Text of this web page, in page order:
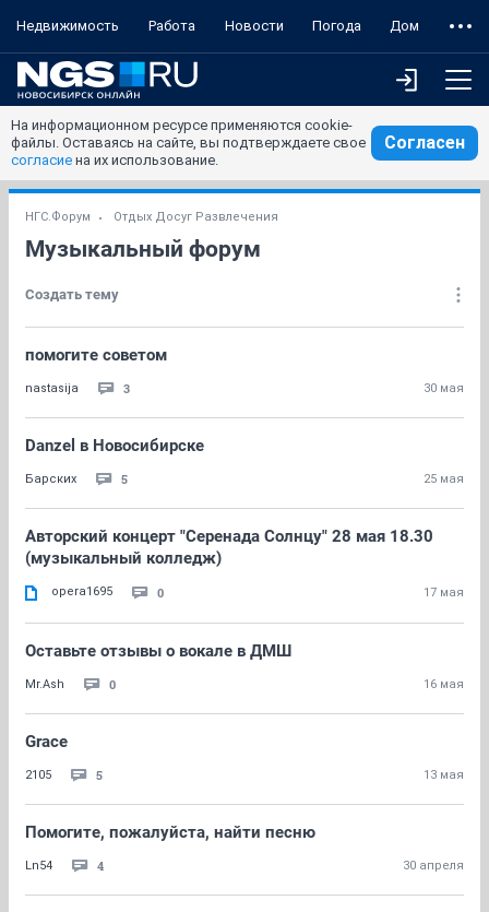
Недвижимость Работа Новости Погода Дом
На информационном ресурсе применяются cookie-
файлы. Оставаясь на сайте, вы подтверждаете свое
согласие на их использование.
Согласен
НГС.Форум Отдых Досуг Развлечения
Музыкальный форум
Создать тему
помогите советом
nastasija 3 30 мая
Danzel в Новосибирске
Барских 5 25 мая
Авторский концерт "Серенада Солнцу" 28 мая 18.30
(музыкальный колледж)
opera1695 0 17 мая
Оставьте отзывы о вокале в ДМШ
Mr.Ash 0 16 мая
Grace
2105 5 13 мая
Помогите, пожалуйста, найти песню
Ln54 4 30 апреля